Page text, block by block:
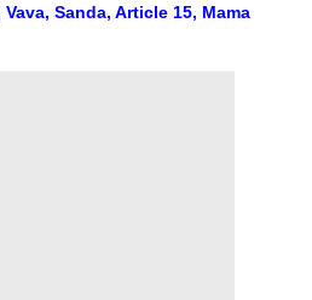
Sanda, Article 15, Mama